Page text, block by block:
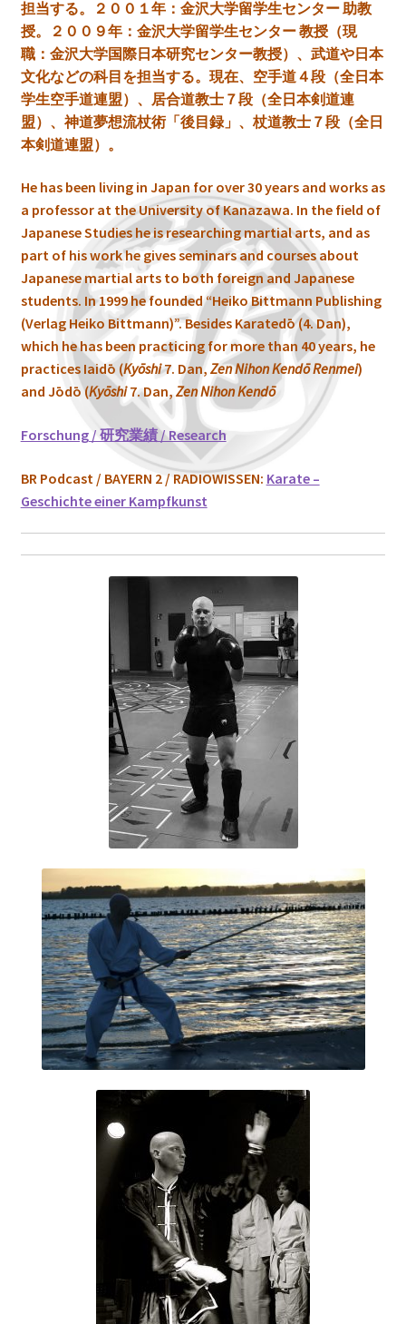
担当する。２００１年：金沢大学留学生センター 助教
授。２００９年：金沢大学留学生センター 教授（現
職：金沢大学国際日本研究センター教授）、武道や日本
文化などの科目を担当する。現在、空手道４段（全日本
学生空手道連盟）、居合道教士７段（全日本剣道連
盟）、神道夢想流杖術「後目録」、 杖道教士７段（全日
本剣道連盟）。
He has been living in Japan for over 30 years and works as
a professor at the University of Kanazawa. In the field of
Japanese Studies he is researching martial arts, and as
part of his work he gives seminars and courses about
Japanese martial arts to both foreign and Japanese
students. In 1999 he founded “Heiko Bittmann Publishing
(Verlag Heiko Bittmann)”. Besides Karatedō (4. Dan),
which he has been practicing for more than 40 years, he
practices Iaidō (Kyōshi7. Dan, Zen Nihon Kendō Renmei)
and Jōdō (Kyōshi7. Dan, Zen Nihon Kendō
Forschung / 研究業績 / Research
BR Podcast / BAYERN 2 / RADIOWISSEN: Karate –
Geschichte einer Kampfkunst